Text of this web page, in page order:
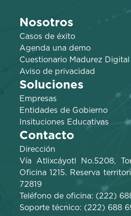
Nosotros
Casos de éxito
Agenda una demo
Cuestionario Madurez Digital
Aviso de privacidad
Soluciones
Empresas
Entidades de Gobierno
Insituciones Educativas
Contacto
Dirección
Vía Atlixcáyotl No.5208,
Oficina 1215. Reserva
72819
Teléfono de oficina: (222)
Soporte técnico: (222) 688